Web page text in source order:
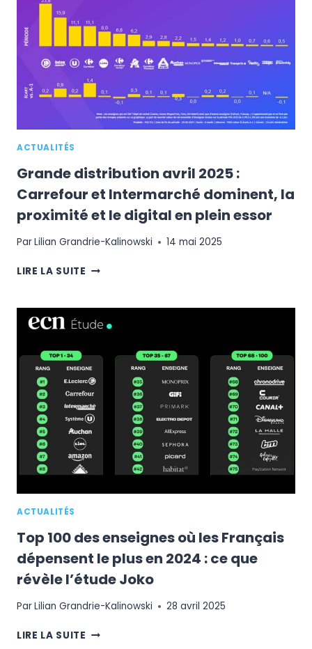
AMBITIONS
DU
PLAN
BEYOND
EVERYDAY
ACTUALITÉS
Grande distribution avril 2025 :
Carrefour et Intermarché dominent, la
proximité et le digital en plein essor
ParLilian Grandrie-Kalinowski 14 mai 2025
LIRE LA SUITE GRANDE
2025
:
ET
INTERMARCHÉ
DOMINENT,
LA
PROXIMITÉ
ET
LE
DIGITAL
EN
ACTUALITÉS
Top 100 des enseignes où les Français
dépensent le plus en 2024 : ce que
révèle l’étude Joko
ParLilian Grandrie-Kalinowski 28 avril 2025
LIRE LA SUITE TOP